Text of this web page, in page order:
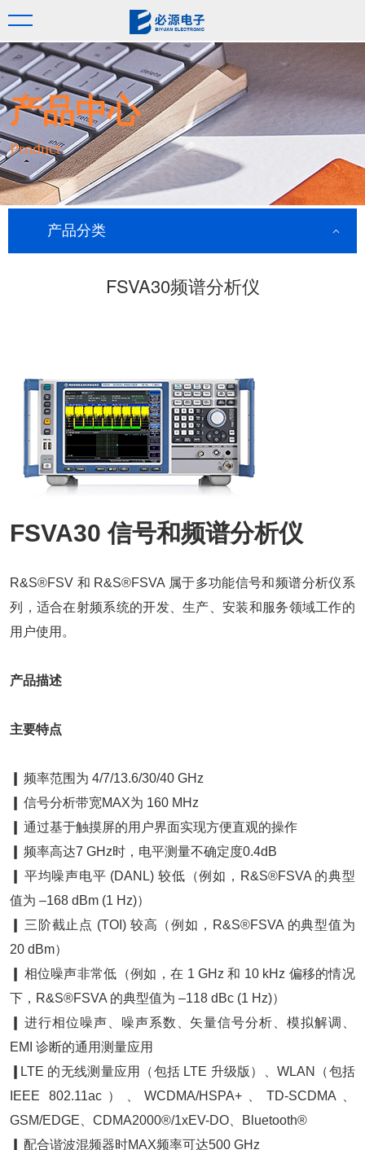
产品中心
Product
产品分类
FSVA30频谱分析仪
FSVA30 信号和频谱分析仪
R&S®FSV 和 R&S®FSVA 属于多功能信号和频谱分析仪系
列，适合在射频系统的开发、生产、安装和服务领域工作的
用户使用。
产品描述
主要特点
频率范围为 4/7/13.6/30/40 GHz
信号分析带宽MAX为 160 MHz
通过基于触摸屏的用户界面实现方便直观的操作
频率高达7 GHz时，电平测量不确定度0.4dB
平均噪声电平 (DANL) 较低（例如，R&S®FSVA 的典型
值为 –168 dBm (1 Hz)）
三阶截止点 (TOI) 较高（例如，R&S®FSVA 的典型值为
20 dBm）
相位噪声非常低（例如，在 1 GHz 和 10 kHz 偏移的情况
下，R&S®FSVA 的典型值为 –118 dBc (1 Hz)）
进行相位噪声、噪声系数、矢量信号分析、模拟解调、
EMI 诊断的通用测量应用
LTE 的无线测量应用（包括 LTE 升级版）、WLAN（包括
IEEE 802.11ac）、WCDMA/HSPA+、TD-SCDMA、
GSM/EDGE、CDMA2000®/1xEV-DO、Bluetooth®
配合谐波混频器时MAX频率可达500 GHz